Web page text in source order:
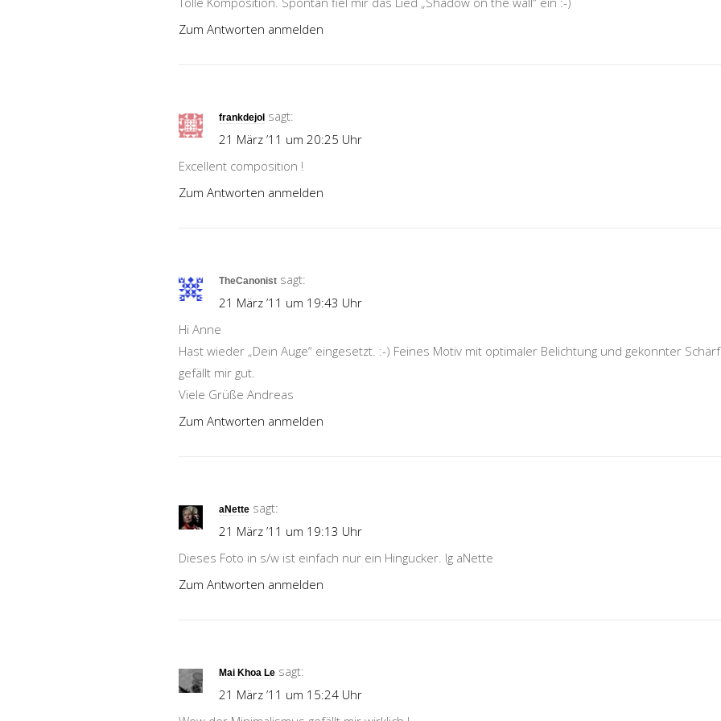
Zum Antworten anmelden
frankdejol sagt:
21 März ’11 um 20:25 Uhr
Excellent composition !
Zum Antworten anmelden
TheCanonist sagt:
21 März ’11 um 19:43 Uhr
Hi Anne
Hast wieder „Dein Auge“ eingesetzt. :-) Feines Motiv mit optimaler Belichtung und gekonnter
gefällt mir gut.
Viele Grüße Andreas
Zum Antworten anmelden
aNette sagt:
21 März ’11 um 19:13 Uhr
Dieses Foto in s/w ist einfach nur ein Hingucker. lg aNette
Zum Antworten anmelden
Mai Khoa Le sagt:
21 März ’11 um 15:24 Uhr